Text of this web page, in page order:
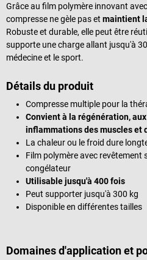
Grâce au film polymère innovant
compresse ne gèle pas et maintient
Robuste et durable, elle peut être
supporte une charge allant jusqu'à
médecine et le sport.
Détails du produit
Compresse multiple pour la
Convient à la régénération,
inflammations des muscles et
La chaleur ou le froid dure
Film polymère avec revêtement
congélateur
Utilisable jusqu'à 400 fois
Peut supporter jusqu'à 300 kg
Disponible en différentes tailles
Domaines d'application et